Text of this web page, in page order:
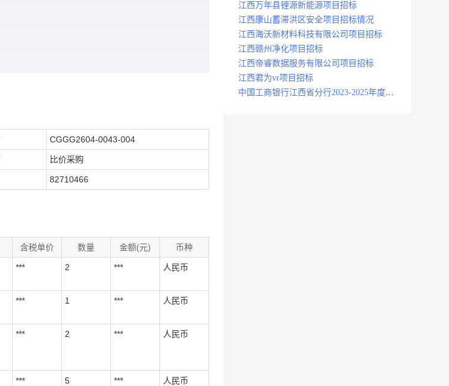
CGGG2604-0043-004
比价采购
82710466
含税单价 数量 金额(元) 币种
*** 2 *** 人民币
*** 1 *** 人民币
*** 2 *** 人民币
*** 5 *** 人民币
江西万年县锂源新能源项目招标
江西康山蓄滞洪区安全项目招标情况
江西海沃新材料科技有限公司项目招标
江西赣州净化项目招标
江西帝睿数据服务有限公司项目招标
江西君为vr项目招标
中国工商银行江西省分行2023-2025年度补